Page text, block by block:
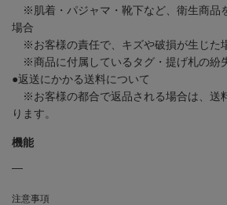
※肌着・パジャマ・靴下など、衛生商品
場合
※お客様の責任で、キズや破損が生じた
※商品に付属しているタグ・提げ札の紛
●返送にかかる送料について
※お客様の都合で返品される場合は、送
ります。
機能
―
注意事項